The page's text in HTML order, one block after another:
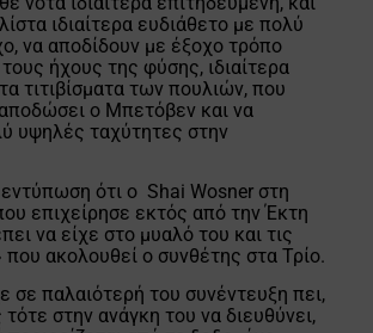
ιδιαίτερα ευδιάθετο με πολύ
να αποδίδουν με έξοχο τρόπο
ήχους της φύσης, ιδιαίτερα
τιτιβίσματα των πουλιών, που
ο Μπετόβεν και να
υψηλές ταχύτητες στην
ότι ο Shai Wosner στη
επιχείρησε εκτός από την Έκτη
να είχε στο μυαλό του και τις
που ακολουθεί ο συνθέτης στα Τρίο.
σε παλαιότερή του συνέντευξη πει,
στην ανάγκη του να διευθύνει,